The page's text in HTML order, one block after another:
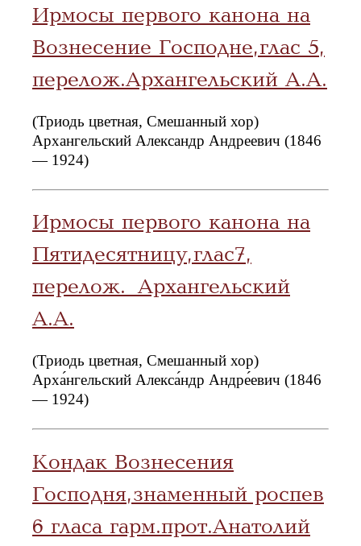
Ирмосы первого канона на
Вознесение Господне, глас 5,
перелож.Архангельский А.А.
(Триодь цветная, Смешанный хор)
Архангельский Александр Андреевич (1846
— 1924)
Ирмосы первого канона на
Пятидесятницу, глас7,
перелож. Архангельский
А.А.
(Триодь цветная, Смешанный хор)
Арха́нгельский Алекса́ндр Андре́евич (1846
— 1924)
Кондак Вознесения
Господня, знаменный роспев
6 гласа гарм.прот.Анатолий